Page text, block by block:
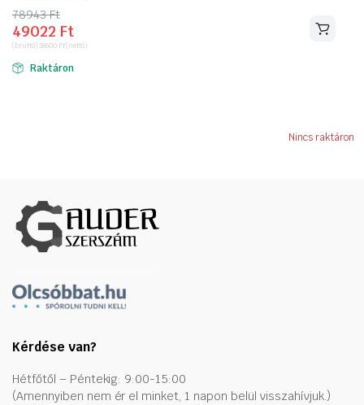
78943Ft
Original
price
was:
78943 Ft.
49022 Ft
Current
price
is:
49022 Ft.
(bruttó)38600 Ft(nettó)
Raktáron
Nincs raktáron
Kérdése van?
Hétfőtől – Péntekig: 9:00-15:00
(Amennyiben nem ér el minket, 1 napon belül visszahívjuk.)